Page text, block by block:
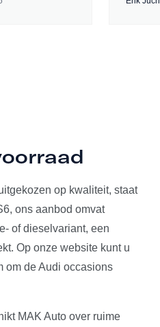
op kwaliteit, staat
ons aanbod omvat
of dieselvariant, een
Op onze website kunt u
om de Audi occasions
MAK Auto over ruime